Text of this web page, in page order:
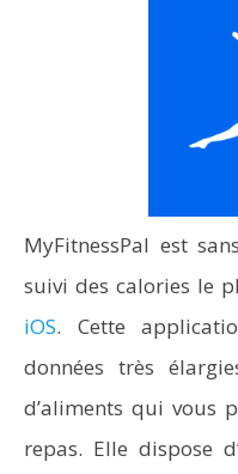
MyFitnessPal est
suivi des calories le
iOS. Cette
données très
d’aliments qui vous
repas. Elle dispose